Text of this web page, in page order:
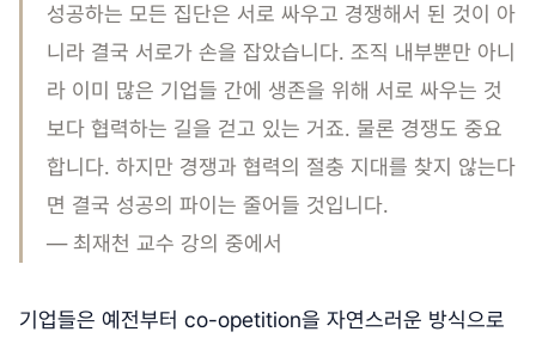
성공하는 모든 집단은 서로 싸우고 경쟁해서 된 것이 아
니라 결국 서로가 손을 잡았습니다. 조직 내부뿐만 아니
라 이미 많은 기업들 간에 생존을 위해 서로 싸우는 것
보다 협력하는 길을 걷고 있는 거죠. 물론 경쟁도 중요
합니다. 하지만 경쟁과 협력의 절충 지대를 찾지 않는다
면 결국 성공의 파이는 줄어들 것입니다.
― 최재천 교수 강의 중에서
기업들은 예전부터 co-opetition을 자연스러운 방식으로